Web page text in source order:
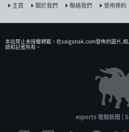
主頁 關於我們 聯絡我們 使用條約
本站禁止未授權𨍭載。在saiganak.com發佈的圖片,
師和記者所有。
esports 電競新聞 |